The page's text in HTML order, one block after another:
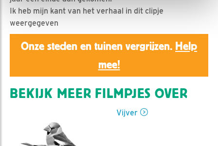
Ik heb mijn kant van het verhaal in dit clipje
weergegeven
Onze steden en tuinen vergrijzen. Help
mee!
BEKIJK MEER FILMPJES OVER
Vijver